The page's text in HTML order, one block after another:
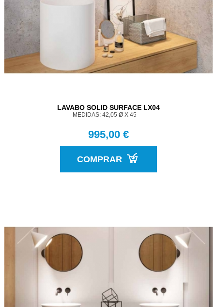
LAVABO SOLID SURFACE LX04
MEDIDAS: 42,05 Ø X 45
995,00 €
COMPRAR